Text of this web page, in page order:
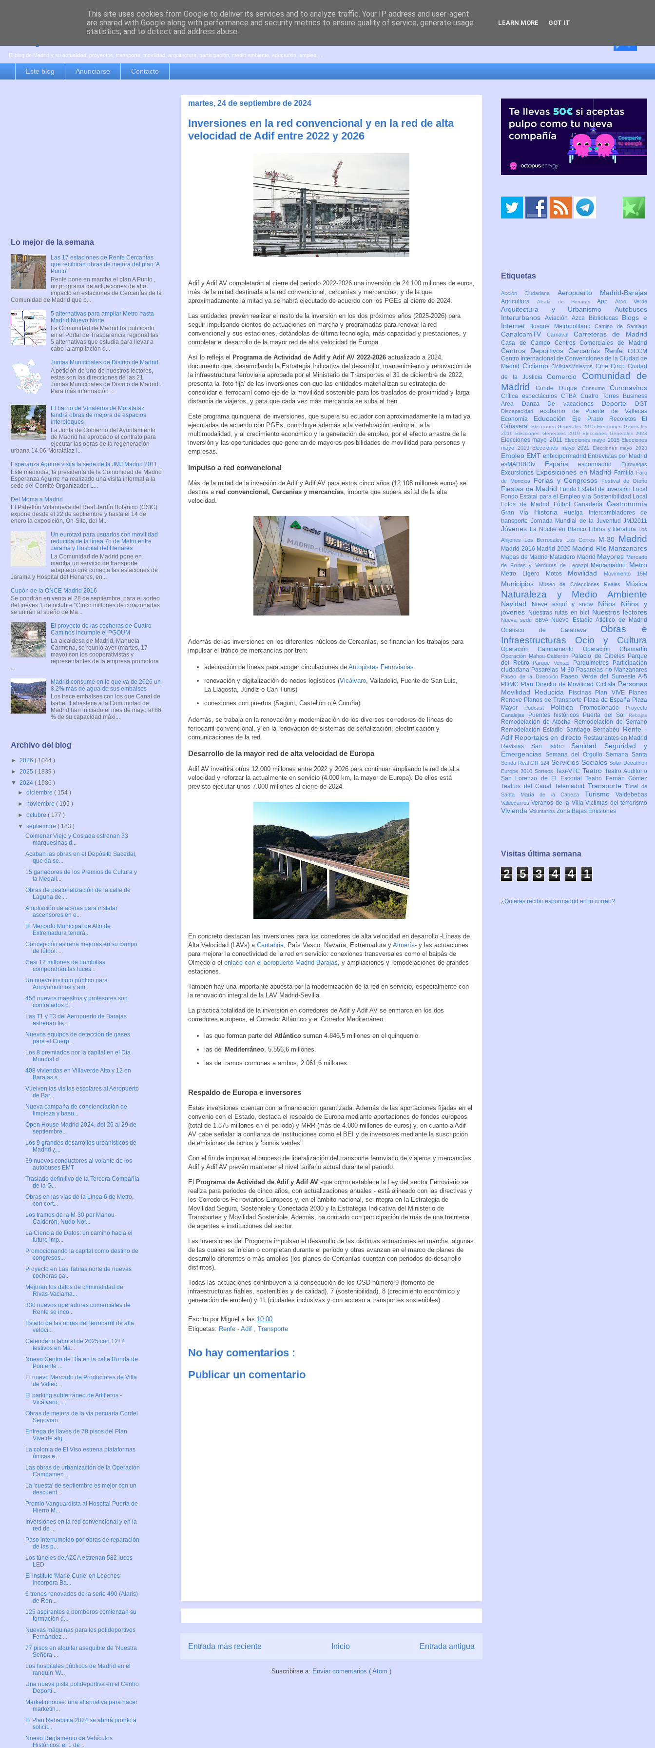
es por madrid
El blog de Madrid y su actualidad, proyectos, transporte, movilidad, arquitectura, participación, medio ambiente, educación, empleo, ...
Este blog Anunciarse Contacto
martes, 24 de septiembre de 2024
Inversiones en la red convencional y en la red de alta
velocidad de Adif entre 2022 y 2026
Adif y Adif AV completarán al cierre del periodo 2022-2026 una inversión de 24.100 millones de euros,
más de la mitad destinada a la red convencional, cercanías y mercancías, y de la que
aproximadamente la mitad ya se habrá ejecutado de acuerdo con los PGEs al cierre de 2024.
Las entidades prevén realizar el resto de la inversión en los dos próximos años (2025-2026) para
seguir impulsando cientos de actuaciones en marcha y programadas para renovar la red
convencional y sus estaciones, dotándolas de última tecnología, más capacidad y prestaciones, y
completar el desarrollo de la mayor red de alta velocidad de Europa.
Así lo refleja el Programa de Actividad de Adif y Adif AV 2022-2026 actualizado a 2024,
documento que, desarrollando la Estrategia Indicativa del desarrollo, mantenimiento y renovación de
la infraestructura ferroviaria aprobada por el Ministerio de Transportes el 31 de diciembre de 2022,
presenta la ‘foto fija’ de las inversiones con que las entidades materializan su estrategia de
consolidar el ferrocarril como eje de la movilidad sostenible para los traslados de proximidad y larga
distancia de viajeros, y para que cada vez más mercancía se suba al tren.
Este programa quinquenal de inversiones, que supera su ecuador con aproximadamente la mitad ya
ejecutadas de acuerdo con PGEs, contribuye además a la vertebración territorial, a la
multimodalidad, y al crecimiento económico y la generación de empleo, por el efecto arrastre de la
inversión y las oportunidades que generan de mayores posibilidades de movilidad para personas y
empresas.
Impulso a red convencional
Más de la mitad de la inversión de Adif y Adif AV para estos cinco años (12.108 millones euros) se
destina a red convencional, Cercanías y mercancías , importe que supera así al de la alta
velocidad.
Además de las inversiones en los diferentes núcleos de Cercanías, se financian los trabajos para
impulsar el tráfico de mercancías por tren:
adecuación de líneas para acoger circulaciones de Autopistas Ferroviarias.
renovación y digitalización de nodos logísticos (Vicálvaro, Valladolid, Fuente de San Luis,
La Llagosta, Júndiz o Can Tunis)
conexiones con puertos (Sagunt, Castellón o A Coruña).
Además, se trabaja en la renovación y modernización de los diversos corredores de líneas de
ferrocarril convencional, y en la renovación de sistemas de señalización, electrificación y
comunicaciones de la red.
Desarrollo de la mayor red de alta velocidad de Europa
Adif AV invertirá otros 12.000 millones entre 2022 y 2026 para continuar ampliando la red de alta
velocidad y reforzar la actualmente en servicio (4.000 km, la mayor de Europa). De ellos está
previsto ejecutar unos 7.000 millones al cierre de 2024.
En concreto destacan las inversiones para los corredores de alta velocidad en desarrollo -Líneas de
Alta Velocidad (LAVs) a Cantabria , País Vasco, Navarra, Extremadura y Almería- y las actuaciones
para mejorar la conectividad de la red en servicio: conexiones transversales como el baipás de
Olmedo o el enlace con el aeropuerto Madrid-Barajas , y ampliaciones y remodelaciones de grandes
estaciones.
También hay una importante apuesta por la modernización de la red en servicio, especialmente con
la renovación integral de la LAV Madrid-Sevilla.
La práctica totalidad de la inversión en corredores de Adif y Adif AV se enmarca en los dos
corredores europeos, el Corredor Atlántico y el Corredor Mediterráneo:
las que forman parte del Atlántico suman 4.846,5 millones en el quinquenio.
las del Mediterráneo, 5.556,6 millones.
las de tramos comunes a ambos, 2.061,6 millones.
Respaldo de Europa e inversores
Estas inversiones cuentan con la financiación garantizada. Además de las aportaciones fijadas en el
convenio con el Estado, destaca el respaldo de Europa mediante aportaciones de fondos europeos
(total de 1.375 millones en el periodo) y MRR (más de 4.000 millones de euros) y, en cuanto a Adif
AV cabe señalar la confianza de instituciones como el BEI y de inversores mediante la suscripción
de emisiones de bonos y ‘bonos verdes’.
Con el fin de impulsar el proceso de liberalización del transporte ferroviario de viajeros y mercancías,
Adif y Adif AV prevén mantener el nivel tarifario actual durante el período.
El Programa de Actividad de Adif y Adif AV -que como establece la Ley del sector Ferroviario se
realiza para periodos de cinco años, con actualizaciones anuales - está alineado con las directivas y
los Corredores Ferroviarios Europeos y, en el ámbito nacional, se integra en la Estrategia de
Movilidad Segura, Sostenible y Conectada 2030 y la Estrategia Indicativa del Ministerio de
Transportes y Movilidad Sostenible. Además, ha contado con participación de más de una treintena
de agentes e instituciones del sector.
Las inversiones del Programa impulsan el desarrollo de las distintas actuaciones en marcha, algunas
de las cuales se inician o completan durante el periodo y otras avanzan en el marco de planes de
desarrollo diferentes o más amplios (los planes de Cercanías cuentan con periodos de desarrollo
distintos).
Todas las actuaciones contribuyen a la consecución de los OSD número 9 (fomento de
infraestructuras fiables, sostenibles y de calidad), 7 (sostenibilidad), 8 (crecimiento económico y
generación de empleo) y 11 (ciudades inclusivas y con acceso a transportes sostenibles).
Escrito por Miguel a las 10:00
Etiquetas: Renfe - Adif Transporte
No hay comentarios :
Publicar un comentario
Entrada más reciente Entrada antigua
Inicio
Suscribirse a: Enviar comentarios ( Atom )
Lo mejor de la semana
Las 17 estaciones de Renfe Cercanías
que recibirán obras de mejora del plan 'A
Punto'
Renfe pone en marcha el plan A Punto ,
un programa de actuaciones de alto
impacto en estaciones de Cercanías de la
Comunidad de Madrid que b...
5 alternativas para ampliar Metro hasta
Madrid Nuevo Norte
La Comunidad de Madrid ha publicado
en el Portal de Trasparencia regional las
5 alternativas que estudia para llevar a
cabo la ampliación d...
Juntas Municipales de Distrito de Madrid
A petición de uno de nuestros lectores,
estas son las direcciones de las 21
Juntas Municipales de Distrito de Madrid .
Para más información ...
El barrio de Vinateros de Moratalaz
tendrá obras de mejora de espacios
interbloques
La Junta de Gobierno del Ayuntamiento
de Madrid ha aprobado el contrato para
ejecutar las obras de la regeneración
urbana 14.06-Moratalaz I...
Esperanza Aguirre visita la sede de la JMJ Madrid 2011
Este mediodía, la presidenta de la Comunidad de Madrid
Esperanza Aguirre ha realizado una visita informal a la
sede del Comité Organizador L...
Del Moma a Madrid
El Pabellón Villanueva del Real Jardín Botánico (CSIC)
expone desde el 22 de septiembre y hasta el 14 de
enero la exposición, On-Site, del M...
Un eurotaxi para usuarios con movilidad
reducida de la línea 7b de Metro entre
Jarama y Hospital del Henares
La Comunidad de Madrid pone en
marcha un servicio de transporte
adaptado que conecta las estaciones de
Jarama y Hospital del Henares, en...
Cupón de la ONCE Madrid 2016
Se pondrán en venta el 28 de septiembre, para el sorteo
del jueves 1 de octubre "Cinco millones de corazonadas
se unirán al sueño de Ma...
El proyecto de las cocheras de Cuatro
Caminos incumple el PGOUM
La alcaldesa de Madrid, Manuela
Carmena, se reunió ayer (martes, 17
mayo) con los cooperativistas y
representantes de la empresa promotora
Madrid consume en lo que va de 2026 un
8,2% más de agua de sus embalses
Los trece embalses con los que Canal de
Isabel II abastece a la Comunidad de
Madrid han iniciado el mes de mayo al 86
% de su capacidad máxi...
Archivo del blog
► 2026 ( 1044 )
► 2025 ( 1839 )
▼ 2024 ( 1986 )
►diciembre( 154 )
►noviembre( 195 )
►octubre( 177 )
▼septiembre( 183 )
Colmenar Viejo y Coslada estrenan 33
marquesinas d...
Acaban las obras en el Depósito Sacedal,
que da se...
15 ganadores de los Premios de Cultura y
la Medall...
Obras de peatonalización de la calle de
Laguna de ...
Ampliación de aceras para instalar
ascensores en e...
El Mercado Municipal de Alto de
Extremadura tendrá...
Concepción estrena mejoras en su campo
de fútbol: ...
Casi 12 millones de bombillas
compondrán las luces...
Un nuevo instituto público para
Arroyomolinos y am...
456 nuevos maestros y profesores son
contratados p...
Las T1 y T3 del Aeropuerto de Barajas
estrenan tie...
Nuevos equipos de detección de gases
para el Cuerp...
Los 8 premiados por la capital en el Día
Mundial d...
408 viviendas en Villaverde Alto y 12 en
Barajas s...
Vuelven las visitas escolares al Aeropuerto
de Bar...
Nueva campaña de concienciación de
limpieza y basu...
Open House Madrid 2024, del 26 al 29 de
septiembre...
Los 9 grandes desarrollos urbanísticos de
Madrid ¿...
39 nuevos conductores al volante de los
autobuses EMT
Traslado definitivo de la Tercera Compañía
de la G...
Obras en las vías de la Línea 6 de Metro,
con cort...
Los tramos de la M-30 por Mahou-
Calderón, Nudo Nor...
La Ciencia de Datos: un camino hacia el
futuro imp...
Promocionando la capital como destino de
congresos...
Proyecto en Las Tablas norte de nuevas
cocheras pa...
Mejoran los datos de criminalidad de
Rivas-Vaciama...
330 nuevos operadores comerciales de
Renfe se inco...
Estado de las obras del ferrocarril de alta
veloci...
Calendario laboral de 2025 con 12+2
festivos en Ma...
Nuevo Centro de Día en la calle Ronda de
Poniente ...
El nuevo Mercado de Productores de Villa
de Vallec...
El parking subterráneo de Artilleros -
Vicálvaro, ...
Obras de mejora de la vía pecuaria Cordel
Segovian...
Entrega de llaves de 78 pisos del Plan
Vive de alq...
La colonia de El Viso estrena plataformas
únicas e...
Las obras de urbanización de la Operación
Campamen...
La 'cuesta' de septiembre es mejor con un
descuent...
Premio Vanguardista al Hospital Puerta de
Hierro M...
Inversiones en la red convencional y en la
red de ...
Paso interrumpido por obras de reparación
de las p...
Los túneles de AZCA estrenan 582 luces
LED
El instituto 'Marie Curie' en Loeches
incorpora Ba...
6 trenes renovados de la serie 490 (Alaris)
de Ren...
125 aspirantes a bomberos comienzan su
formación d...
Nuevas máquinas para los polideportivos
Fernández ...
77 pisos en alquiler asequible de 'Nuestra
Señora ...
Los hospitales públicos de Madrid en el
ranquin 'W...
Una nueva pista polideportiva en el Centro
Deporti...
Marketinhouse: una alternativa para hacer
marketin...
El Plan Rehabilita 2024 se abrirá pronto a
solicit...
Nuevo Reglamento de Vehículos
Históricos: el 1 de ...
Etiquetas
Acción Ciudadana Aeropuerto Madrid-Barajas
Agricultura Alcalá de HenaresAppArco Verde
Arquitectura y Urbanismo Autobuses
Interurbanos Aviación Azca Bibliotecas Blogs e
Internet
Bosque MetropolitanoCamino de Santiago
CanalcamTV Carnaval Carreteras de Madrid
Casa de Campo Centros Comerciales de Madrid
Centros Deportivos Cercanías Renfe CICCM
Centro Internacional de Convenciones de la Ciudad de
Madrid CiclismoCiclistasMolestos CineCircoCiudad
de la JusticiaComercio Comunidad de
MadridConde Duque Consumo Coronavirus
Crítica espectáculosCTBA Cuatro Torres Business
Area
Danza De vacaciones Deporte DGT
Discapacidad ecobarrio de Puente de Vallecas
Economía Educación Eje Prado Recoletos
El
Cañaveral
Elecciones Generales 2015 Elecciones Generales
2016 Elecciones Generales 2019 Elecciones Generales 2023
Elecciones mayo 2011 Elecciones mayo 2015 Elecciones
mayo 2019
Elecciones mayo 2021 Elecciones mayo 2023
Empleo EMT enbicipormadrid Entrevistas por Madrid
esMADRIDtv Españaespormadrid Eurovegas
Excursiones Exposiciones en Madrid Familia Faro
de Moncloa
Ferias y Congresos Festival de Otoño
Fiestas de Madrid Fondo Estatal de Inversión Local
Fondo Estatal para el Empleo y la Sostenibilidad Local
Fotos de Madrid
FútbolGanaderíaGastronomía
Gran Vía Historia Huelga
Intercambiadores de
transporte Jornada Mundial de la Juventud JMJ2011
Jóvenes La Noche en Blanco Libros y literatura
Los
Ahijones
Los Berrocales Los Cerros M-30 Madrid
Madrid 2016 Madrid 2020 Madrid Río Manzanares
Mapas de Madrid Matadero Madrid Mayores Mercado
de Frutas y Verduras de Legazpi
Mercamadrid Metro
Metro Ligero Motos Movilidad Movimiento 15M
Municipios Museo de Colecciones Reales Música
Naturaleza y Medio Ambiente
Navidad Nieve esquí y snow Niños Niños y
jóvenes
Nuestras rutas en bici Nuestros lectores
Nueva sede BBVA
Nuevo Estadio Atlético de Madrid
Obelisco de Calatrava Obras e
Infraestructuras Ocio y Cultura
Operación Campamento Operación Chamartín
Operación Mahou-Calderón Palacio de Cibeles Parque
del Retiro
Parque Ventas Parquímetros
Participación
ciudadana Pasarelas M-30 Pasarelas río Manzanares
Paseo de la Dirección
Paseo Verde del Suroeste A-5
PDMC Plan Director de Movilidad Ciclista Personas
Movilidad Reducida
Piscinas Plan VIVE
Planes
Renove Planos de Transporte Plaza de España Plaza
Mayor
Podcast Política Promocionado
Proyecto
Canalejas
Puentes históricos Puerta del Sol Rebajas
Remodelación de Atocha
Remodelación de Serrano
Remodelación Estadio Santiago Bernabéu Renfe -
Adif Reportajes en directo Restaurantes en Madrid
Revistas San Isidro Sanidad Seguridad y
Emergencias Semana del Orgullo Semana Santa
Senda Real GR-124 Servicios SocialesSolar Decathlon
Europe 2010 Sorteos Taxi-VTC Teatro Teatro Auditorio
San Lorenzo de El EscorialTeatro Fernán Gómez
Teatros del Canal Telemadrid TransporteTúnel de
Santa María de la Cabeza Turismo Valdebebas
ValdecarrosVeranos de la VillaVíctimas del terrorismo
Vivienda Voluntarios Zona Bajas Emisiones
Visitas última semana
2 5 3 4 4 1
¿Quieres recibir espormadrid en tu correo?
This site uses cookies from Google to deliver its services and to analyze traffic. Your IP address and user-agent
are shared with Google along with performance and security metrics to ensure quality of service, generate usage
statistics, and to detect and address abuse.
LEARN MORE GOT IT